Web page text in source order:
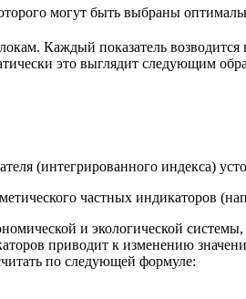
могут быть выбраны
Каждый показатель
это выглядит следующим
(интегрированного индекса)
частных индикаторов
и экологической
приводит к изменению
по следующей формуле: